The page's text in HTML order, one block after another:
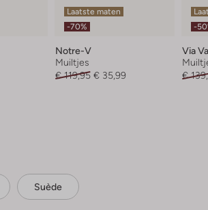
Laatste maten
-70%
Notre-V
Muiltjes
€ 119,95 € 35,99
-
Via
€
Suède